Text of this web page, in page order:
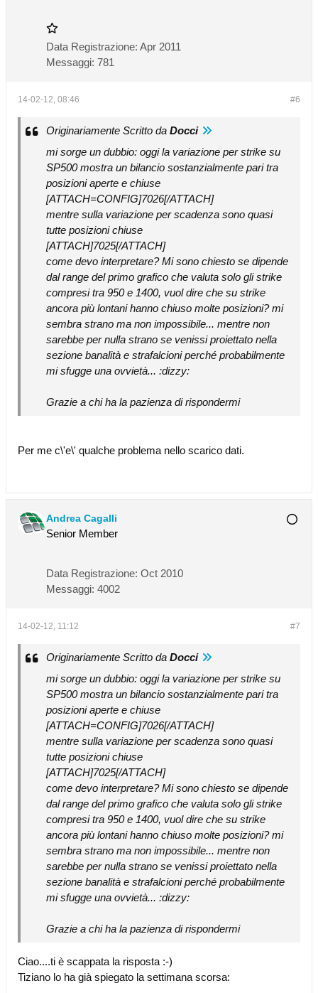
Data Registrazione: Apr 2011
Messaggi: 781
#6
14-02-12, 08:46
Originariamente Scritto da Docci
mi sorge un dubbio: oggi la variazione per strike su
SP500 mostra un bilancio sostanzialmente pari tra
posizioni aperte e chiuse
[ATTACH=CONFIG]7026[/ATTACH]
mentre sulla variazione per scadenza sono quasi
tutte posizioni chiuse
[ATTACH]7025[/ATTACH]
come devo interpretare? Mi sono chiesto se dipende
dal range del primo grafico che valuta solo gli strike
compresi tra 950 e 1400, vuol dire che su strike
ancora più lontani hanno chiuso molte posizioni? mi
sembra strano ma non impossibile... mentre non
sarebbe per nulla strano se venissi proiettato nella
sezione banalità e strafalcioni perché probabilmente
mi sfugge una ovvietà... :dizzy:
Grazie a chi ha la pazienza di rispondermi
Per me c\'e\' qualche problema nello scarico dati.
Andrea Cagalli
Senior Member
Data Registrazione: Oct 2010
Messaggi: 4002
#7
14-02-12, 11:12
Originariamente Scritto da Docci
mi sorge un dubbio: oggi la variazione per strike su
SP500 mostra un bilancio sostanzialmente pari tra
posizioni aperte e chiuse
[ATTACH=CONFIG]7026[/ATTACH]
mentre sulla variazione per scadenza sono quasi
tutte posizioni chiuse
[ATTACH]7025[/ATTACH]
come devo interpretare? Mi sono chiesto se dipende
dal range del primo grafico che valuta solo gli strike
compresi tra 950 e 1400, vuol dire che su strike
ancora più lontani hanno chiuso molte posizioni? mi
sembra strano ma non impossibile... mentre non
sarebbe per nulla strano se venissi proiettato nella
sezione banalità e strafalcioni perché probabilmente
mi sfugge una ovvietà... :dizzy:
Grazie a chi ha la pazienza di rispondermi
Ciao....ti è scappata la risposta :-)
Tiziano lo ha già spiegato la settimana scorsa: